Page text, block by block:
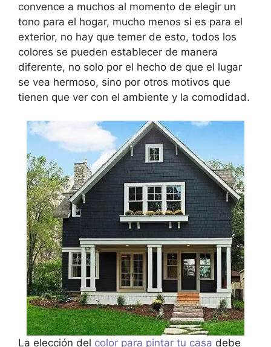
convence a muchos al momento de elegir un
tono para el hogar, mucho menos si es para el
exterior, no hay que temer de esto, todos los
colores se pueden establecer de manera
diferente, no solo por el hecho de que el lugar
se vea hermoso, sino por otros motivos que
tienen que ver con el ambiente y la comodidad.
La elección del color para pintar tu casa debe